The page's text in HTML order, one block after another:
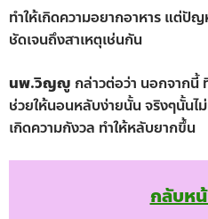
ทำให้เกิดความอยากอาหาร แต่
ชัดเจนถึงสาเหตุเช่นกัน
นพ.วิญญู กล่าวต่อว่า นอกจากนี้
ช่วยให้นอนหลับง่ายนั้น จริงๆนั้น
เกิดความกังวล ทำให้หลับยากขึ้น
กลับห